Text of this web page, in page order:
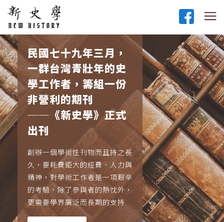
民國七十九年三月，
一群台灣青壯年的史
學工作者，籌組一份
非營利的期刊
──《新史學》正式
出刊
創辦一個學術性刊物而且持之長
久，要耗費鉅大的經費、人力與
精神，對學術工作者是一項艱辛
的考驗，除了參與者的熱忱外，
更需要學界廣泛而長期的支持